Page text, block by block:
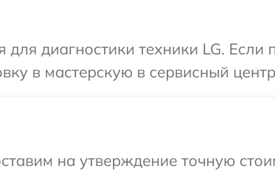
диагностики техники LG. Если
в мастерскую в сервисный
на утверждение точную